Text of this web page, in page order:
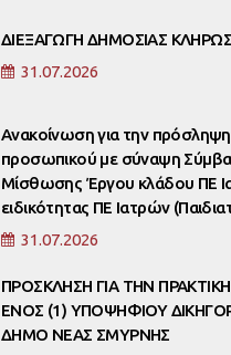
ΔΙΕΞΑΓΩΓΗ ΔΗΜΟΣΙΑΣ
31.07.2026
Ανακοίνωση για την πρόσληψη
προσωπικού με σύναψη
Μίσθωσης Έργου κλάδου ΠΕ
ειδικότητας ΠΕ Ιατρών
31.07.2026
ΠΡΟΣΚΛΗΣΗ ΓΙΑ ΤΗΝ
ΕΝΟΣ (1) ΥΠΟΨΗΦΙΟΥ
ΔΗΜΟ ΝΕΑΣ ΣΜΥΡΝΗΣ